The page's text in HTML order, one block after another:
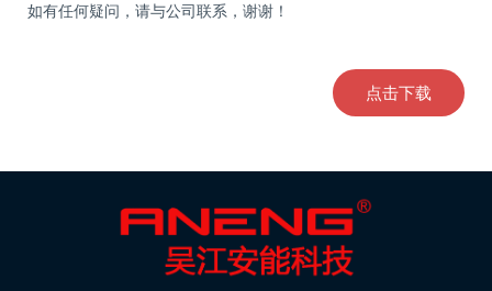
如有任何疑问，请与公司联系，谢谢！
点击下载